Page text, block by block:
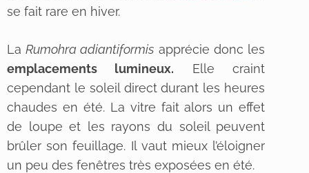
se fait rare en hiver.
LaRumohra adiantiformis apprécie donc les
emplacements lumineux. Elle craint
cependant le soleil direct durant les heures
chaudes en été. La vitre fait alors un effet
de loupe et les rayons du soleil peuvent
brûler son feuillage. Il vaut mieux l’éloigner
un peu des fenêtres très exposées en été.